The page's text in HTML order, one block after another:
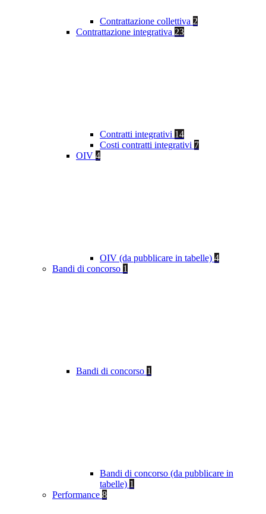
Contrattazione collettiva 2
Contrattazione integrativa 23
Contratti integrativi 14
Costi contratti integrativi 7
OIV 4
OIV (da pubblicare in tabelle) 4
Bandi di concorso 1
Bandi di concorso 1
Bandi di concorso (da pubblicare in
tabelle) 1
Performance 8